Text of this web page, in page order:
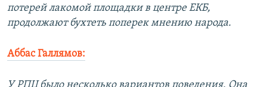
потерей лакомой площадки в центре ЕКБ,
продолжают бухтеть поперек мнению народа.
Аббас Галлямов: